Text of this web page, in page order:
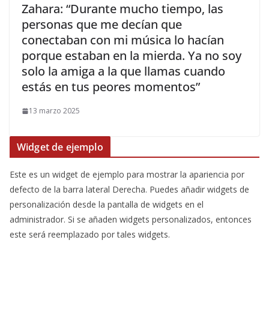
​Zahara: “Durante mucho tiempo, las
personas que me decían que
conectaban con mi música lo hacían
porque estaban en la mierda. Ya no soy
solo la amiga a la que llamas cuando
estás en tus peores momentos”
13 marzo 2025
Widget de ejemplo
Este es un widget de ejemplo para mostrar la apariencia por
defecto de la barra lateral Derecha. Puedes añadir widgets de
personalización desde la pantalla de widgets en el
administrador. Si se añaden widgets personalizados, entonces
este será reemplazado por tales widgets.